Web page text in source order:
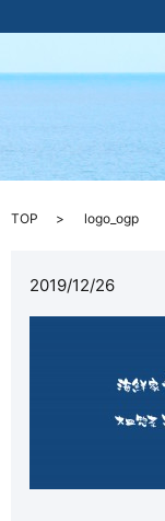
TOP logo_ogp
2019/12/26